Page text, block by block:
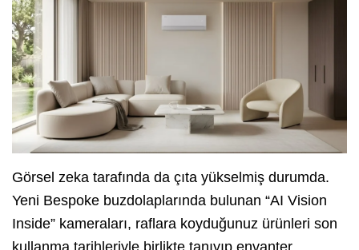
Görsel zeka tarafında da çıta yükselmiş durumda.
Yeni Bespoke buzdolaplarında bulunan “AI Vision
Inside” kameraları, raflara koyduğunuz ürünleri son
kullanma tarihleriyle birlikte tanıyıp envanter